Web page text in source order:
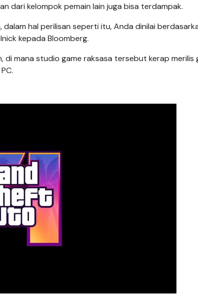
dari kelompok pemain lain juga bisa terdampak.
hal perilisan seperti itu, Anda dinilai
kepada Bloomberg.
mana studio game raksasa tersebut kerap merilis